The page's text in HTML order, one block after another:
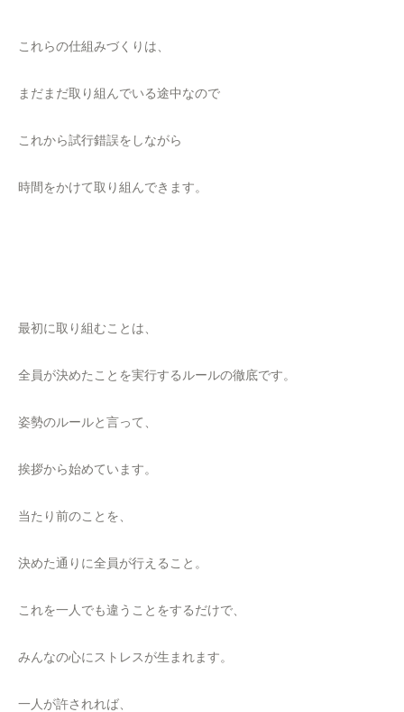
これらの仕組みづくりは、
まだまだ取り組んでいる途中なので
これから試行錯誤をしながら
時間をかけて取り組んできます。
最初に取り組むことは、
全員が決めたことを実行するルールの徹底です。
姿勢のルールと言って、
挨拶から始めています。
当たり前のことを、
決めた通りに全員が行えること。
これを一人でも違うことをするだけで、
みんなの心にストレスが生まれます。
一人が許されれば、